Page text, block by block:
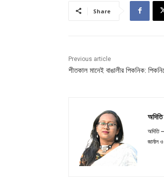
Share
Previous article
শীতকাল মানেই বাঙালীর পিকনিক:
অদিতি
অদিতি
জার্নাল